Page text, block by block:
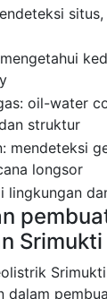
oil-water
struktur
mendeteksi
longsor
lingkungan
Srimukti
dalam